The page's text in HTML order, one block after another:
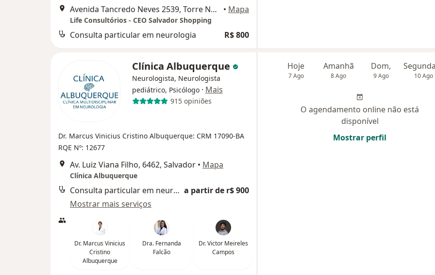
Avenida Tancredo Neves 2539, Torre Nova Iorque sala 1702, Salvador • Mapa
Life Consultórios - CEO Salvador Shopping
Consulta particular em neurologia R$ 800
Clínica Albuquerque
Neurologista, Neurologista
pediátrico, Psicólogo · Mais
915 opiniões
Dr. Marcus Vinicius Cristino Albuquerque: CRM 17090-BA
RQE Nº: 12677
Av. Luiz Viana Filho, 6462, Salvador • Mapa
Clínica Albuquerque
Consulta particular em neurologia a partir de r$ 900
Mostrar mais serviços
Dr. Marcus Vinicius
Cristino
Albuquerque
Dra. Fernanda
Falcão
Dr. Victor Meireles
Campos
Hoje
7 Ago
Amanhã
8 Ago
Dom,
9 Ago 10 Ago
O agendamento online não está
disponível
Mostrar perfil